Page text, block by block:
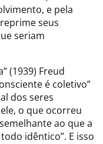
e pela
seus
seriam
(1939) Freud
é coletivo”
dos seres
o que ocorreu
ao que a
idêntico”. E isso